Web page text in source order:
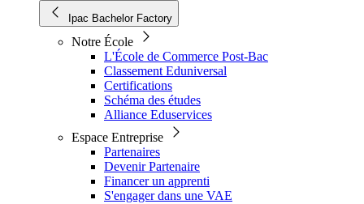
Ipac Bachelor Factory
Notre École
L'École de Commerce Post-Bac
Classement Eduniversal
Certifications
Schéma des études
Alliance Eduservices
Espace Entreprise
Partenaires
Devenir Partenaire
Financer un apprenti
S'engager dans une VAE